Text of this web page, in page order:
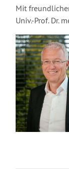
Mit
Univ.-Prof. Dr.